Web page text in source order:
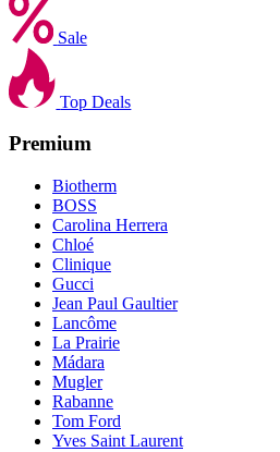
Sale
Top Deals
Premium
Biotherm
BOSS
Carolina Herrera
Chloé
Clinique
Gucci
Jean Paul Gaultier
Lancôme
La Prairie
Mádara
Mugler
Rabanne
Tom Ford
Yves Saint Laurent